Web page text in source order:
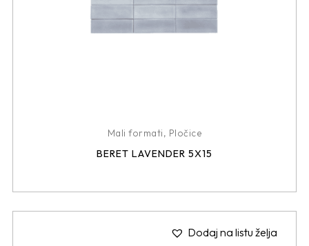
Mali formati, Pločice
BERET LAVENDER 5X15
Dodaj na listu želja